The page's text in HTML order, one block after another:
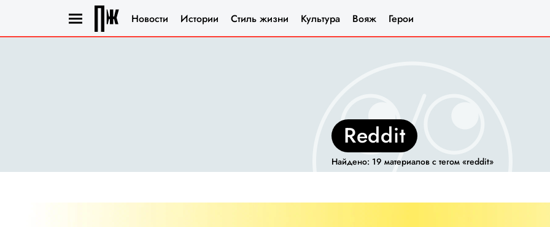
Новости Истории Стиль жизни Культура Вояж Герои
reddit
Найдено: 19 материалов с тегом «reddit»